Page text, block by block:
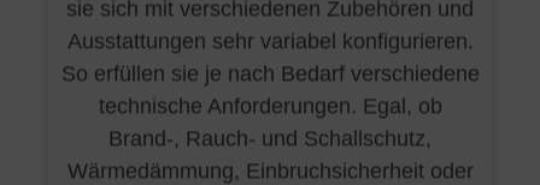
sie sich mit verschiedenen Zubehören und
Ausstattungen sehr variabel konfigurieren.
So erfüllen sie je nach Bedarf verschiedene
technische Anforderungen. Egal, ob
Brand-, Rauch- und Schallschutz,
Wärmedämmung, Einbruchsicherheit oder